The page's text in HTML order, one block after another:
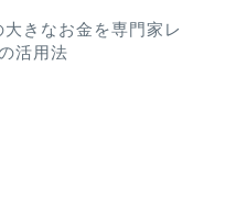
きなお金を専門家レ
活用法